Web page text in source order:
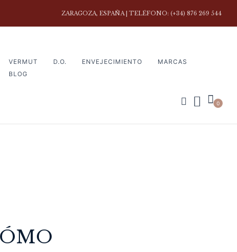
ZARAGOZA, ESPAÑA | TELÉFONO: (+34) 876 269 544
VERMUT D.O. ENVEJECIMIENTO
MARCAS
BLOG
0